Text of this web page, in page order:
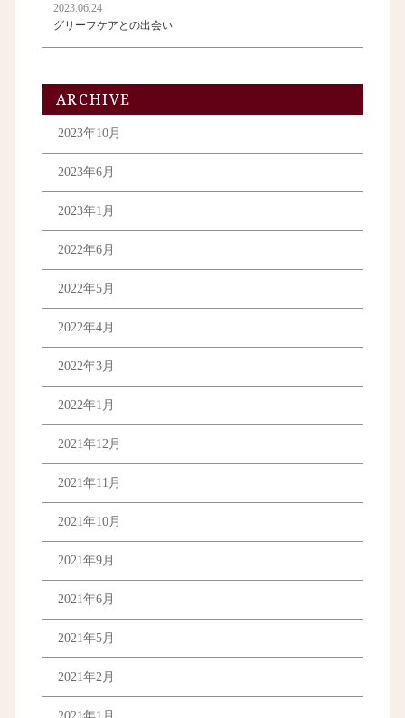
2023.06.24
グリーフケアとの出会い
ARCHIVE
2023年10月
2023年6月
2023年1月
2022年6月
2022年5月
2022年4月
2022年3月
2022年1月
2021年12月
2021年11月
2021年10月
2021年9月
2021年6月
2021年5月
2021年2月